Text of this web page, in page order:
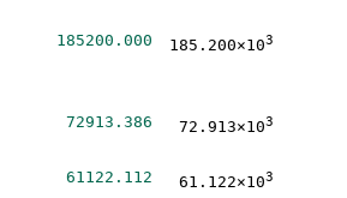
185200.000 185.200×103
72913.386 72.913×103
61122.112 61.122×103